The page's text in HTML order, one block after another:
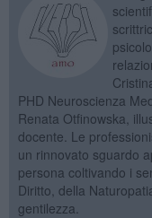
PHD Neuroscienza
Renata Otfinowska,
docente. Le
un rinnovato sguardo
persona coltivando i
Diritto, della
gentilezza.